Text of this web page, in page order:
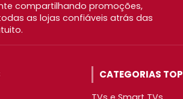
compartilhando promoções,
as lojas confiáveis atrás das
CATEGORIAS TOP